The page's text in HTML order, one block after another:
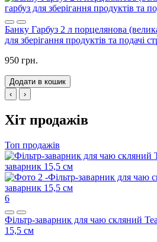
Банку Гарбуз 2 л порцелянова
для зберігання продуктів та подачі
950 грн.
Додати в кошик
‹
›
Хіт продажів
Топ продажів
6
Фільтр-заварник для чаю скляний
15,5 см